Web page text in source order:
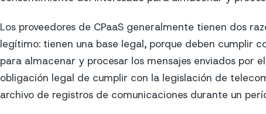
Los proveedores de CPaaS generalmente tienen dos
legítimo: tienen una base legal, porque deben cumplir
para almacenar y procesar los mensajes enviados por
obligación legal de cumplir con la legislación de
archivo de registros de comunicaciones durante un